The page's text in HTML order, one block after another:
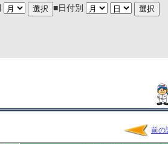
■日付別
前の